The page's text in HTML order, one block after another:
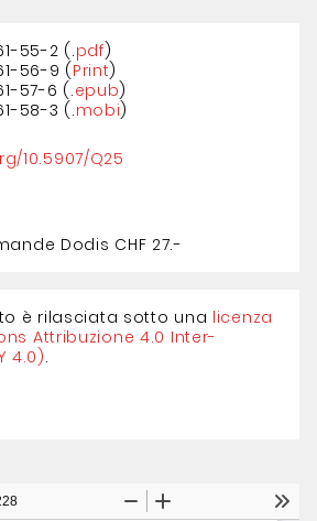
55-2 (.pdf)
56-9 ( Print)
57-6 (.epub)
58-3 (.mobi)
10.5907/Q25
Dodis CHF 27.-
è rilasciata sotto una licenza
Attri­buzione 4.0 Inter­
4.0).